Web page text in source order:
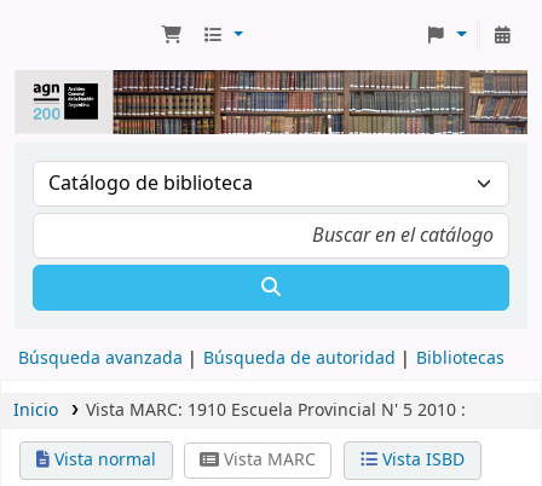
Búsqueda avanzada Búsqueda de autoridad Bibliotecas
Inicio
Vista MARC: 1910 Escuela Provincial N' 5 2010 :
Vista normal
Vista MARC Vista ISBD